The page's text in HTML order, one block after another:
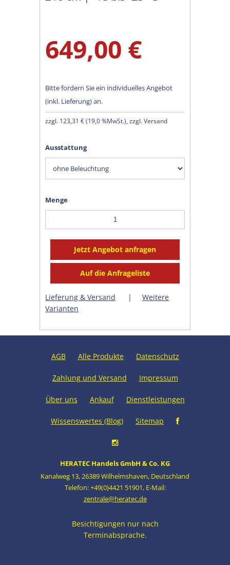
649,00 €
Bitte fordern Sie ein individuelles Angebot
(inkl. Lieferung) an.
zzgl. 123,31 € (19,0 %MwSt.), zzgl. Versand
Ausstattung
Menge
Lieferung & Versand |
Weitere
Varianten
AGB Alle Produkte Datenschutz
Zahlung und Versand Impressum
Über uns Ankauf Dienstleistungen
Wissenswertes (Blog) Sitemap
HERATEC Handels GmbH & Co. KG
Kanalweg 13, 26389 Wilhelmshaven, Deutschland
Telefon: +49(0)4421 51901, E-Mail:
zentrale@heratec.de
Besichtigungen nur nach
Terminabsprache.